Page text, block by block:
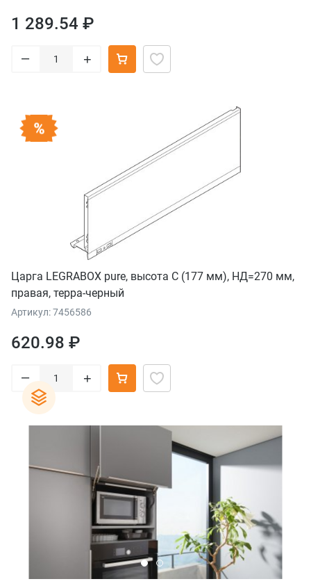
1 289.54 ₽
– +
Царга LEGRABOX pure, высота C (177 мм), НД=270 мм,
правая, терра-черный
Артикул: 7456586
620.98 ₽
– +